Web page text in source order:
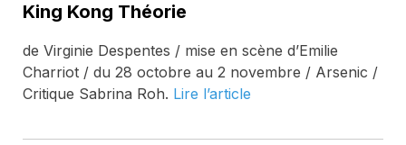
King Kong Théorie
de Virginie Despentes / mise en scène d’Emilie
Charriot / du 28 octobre au 2 novembre / Arsenic /
Critique Sabrina Roh. Lire l’article